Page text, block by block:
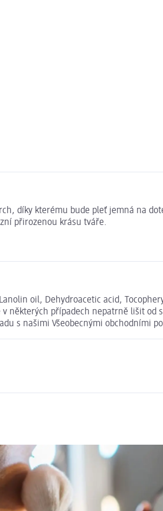
díky kterému bude pleť jemná na
přirozenou krásu tváře.
oil, Dehydroacetic acid,
některých případech nepatrně lišit
s našimi Všeobecnými obchodními